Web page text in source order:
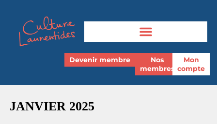
Devenir membre
Nos
membres
Mon
compte
JANVIER 2025